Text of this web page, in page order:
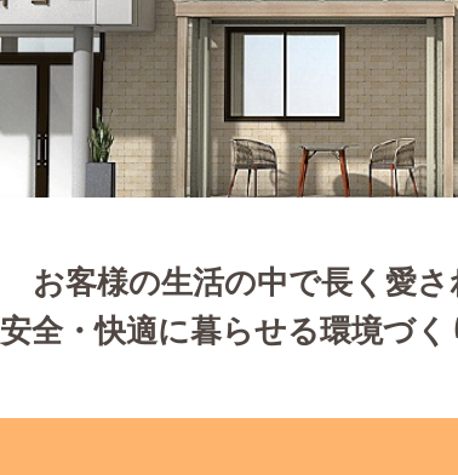
お客様の生活の中で長く愛さ
安全・快適に暮らせる環境づく